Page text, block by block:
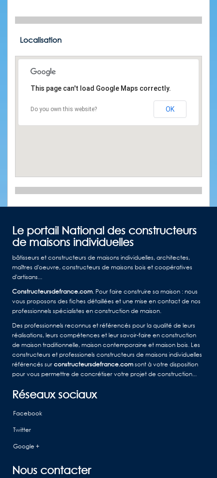
Localisation
This page can't load Google Maps correctly.
Do you own this website? OK
Le portail National des constructeurs
de maisons individuelles
bâtisseurs et constructeurs de maisons individuelles, architectes,
maîtres d'oeuvre, constructeurs de maisons bois et coopératives
d'artisans...
Constructeursdefrance.com. Pour faire construire sa maison : nous
vous proposons des fiches détaillées et une mise en contact de nos
professionnels spécialistes en construction de maison.
Des professionnels reconnus et référencés pour la qualité de leurs
réalisations, leurs compétences et leur savoir-faire en construction
de maison traditionnelle, maison contemporaine et maison bois. Les
constructeurs et professionels constructeurs de maisons individuelles
référencés surconstructeursdefrance.comsont à votre disposition
pour vous permettre de concrétiser votre projet de construction...
Réseaux sociaux
Facebook
Twitter
Google +
Nous contacter